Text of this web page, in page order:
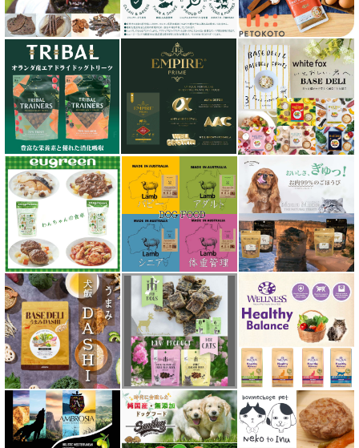
シグネチャー７（Signature7）正規輸入品
シシア Schesir
獣医さん推奨シリーズ
シルクフル SILKFULL
ジーランディア Zealandia
スマイリー Smiley
ソウルメイト SoulMate
ソリッドゴールド Solid Gold
ディアブロ（Deer Blow）
テラカニス TerraCanis
テラフェリス TerraFelis
テラカニス ハーバルヒーローズ
トライバル TRIBAL